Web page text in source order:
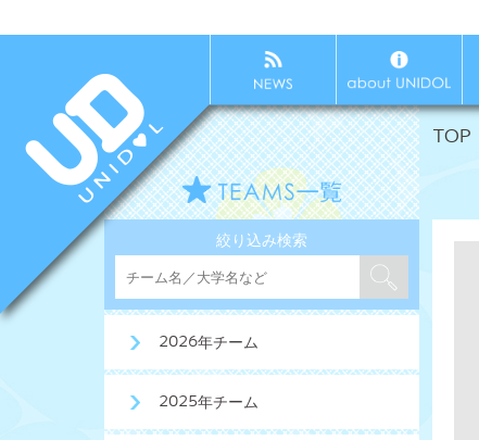
絞り込み検索
2026年チーム
2025年チーム
TOP